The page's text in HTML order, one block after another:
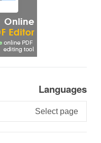
Languages
Languages